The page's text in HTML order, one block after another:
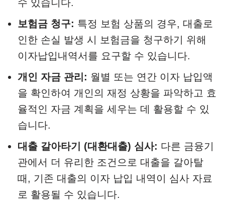
수 있습니다.
보험금 청구: 특정 보험 상품의 경우, 대출로
인한 손실 발생 시 보험금을 청구하기 위해
이자납입내역서를 요구할 수 있습니다.
개인 자금 관리: 월별 또는 연간 이자 납입액
을 확인하여 개인의 재정 상황을 파악하고 효
율적인 자금 계획을 세우는 데 활용할 수 있
습니다.
대출 갈아타기 (대환대출) 심사: 다른 금융기
관에서 더 유리한 조건으로 대출을 갈아탈
때, 기존 대출의 이자 납입 내역이 심사 자료
로 활용될 수 있습니다.